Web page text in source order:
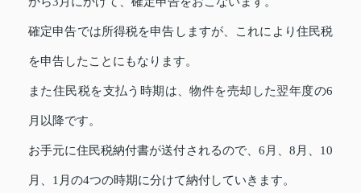
確定申告では所得税を申告しますが、これにより住民税
を申告したことにもなります。
また住民税を支払う時期は、物件を売却した翌年度の6
月以降です。
お手元に住民税納付書が送付されるので、6月、8月、10
月、1月の4つの時期に分けて納付していきます。